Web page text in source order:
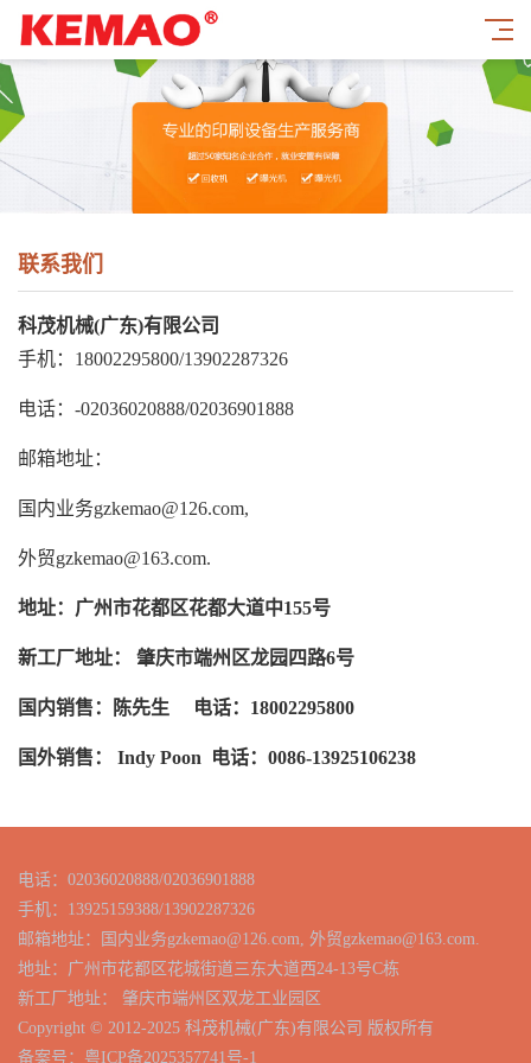
联系我们
科茂机械(广东)有限公司
手机：18002295800/13902287326
电话：-02036020888/02036901888
邮箱地址：
国内业务gzkemao@126.com,
外贸gzkemao@163.com.
地址：广州市花都区花都大道中155号
新工厂地址： 肇庆市端州区龙园四路6号
国内销售：陈先生 电话：18002295800
国外销售： Indy Poon 电话：0086-13925106238
电话：02036020888/02036901888
手机：13925159388/13902287326
邮箱地址：国内业务gzkemao@126.com, 外贸gzkemao@163.com.
地址：广州市花都区花城街道三东大道西24-13号C栋
新工厂地址： 肇庆市端州区双龙工业园区
Copyright © 2012-2025 科茂机械(广东)有限公司 版权所有
备案号： 粤ICP备2025357741号-1